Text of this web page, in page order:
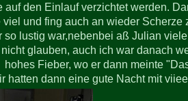
auf den Einlauf verzichtet werden.
viel und fing auch an wieder
so lustig war,nebenbei aß Julian
glauben, auch ich war danach
Fieber, wo er dann meinte
hatten dann eine gute Nacht mit